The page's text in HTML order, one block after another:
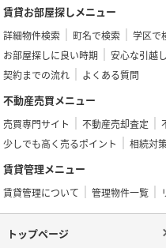
賃貸お部屋探しメニュー
詳細物件検索 町名で検索 学区で
お部屋探しに良い時期
安心な引越
契約までの流れ
よくある質問
不動産売買メニュー
売買専門サイト 不動産売却査定
少しでも高く売るポイント
相続対
賃貸管理メニュー
賃貸管理について 管理物件一覧
トップページ